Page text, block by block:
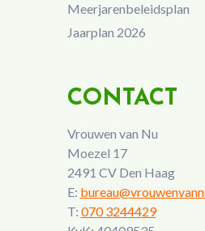
Meerjarenbeleidsplan
Jaarplan 2026
CONTACT
Vrouwen van Nu
Moezel 17
2491 CV Den Haag
E:
T: 070 3244429